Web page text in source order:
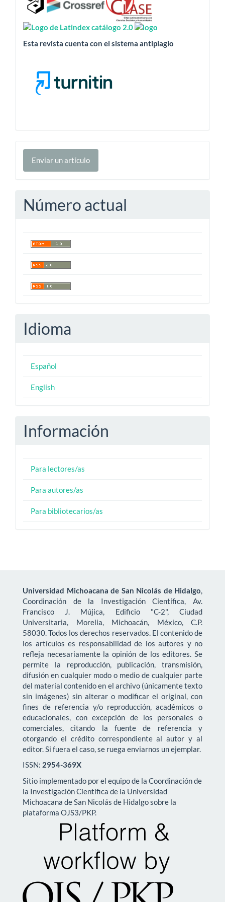
Esta revista cuenta con el sistema antiplagio
Enviar
unEnviar un artículo
Número actual
Idioma
Español
English
Información
Para lectores/as
Para autores/as
Para bibliotecarios/as
Universidad Michoacana de San Nicolás de Hidalgo,
Coordinación de la Investigación Científica, Av.
Francisco J. Mújica, Edificio "C-2", Ciudad
Universitaria, Morelia, Michoacán, México, C.P.
58030. Todos los derechos reservados. El contenido de
los artículos es responsabilidad de los autores y no
refleja necesariamente la opinión de los editores. Se
permite la reproducción, publicación, transmisión,
difusión en cualquier modo o medio de cualquier parte
del material contenido en el archivo (únicamente texto
sin imágenes) sin alterar o modificar el original, con
fines de referencia y/o reproducción, académicos o
educacionales, con excepción de los personales o
comerciales, citando la fuente de referencia y
otorgando el crédito correspondiente al autor y al
editor. Si fuera el caso, se ruega enviarnos un ejemplar.
ISSN: 2954-369X
Sitio implementado por el equipo de la Coordinación de
la Investigación Científica de la Universidad
Michoacana de San Nicolás de Hidalgo sobre la
plataforma OJS3/PKP.